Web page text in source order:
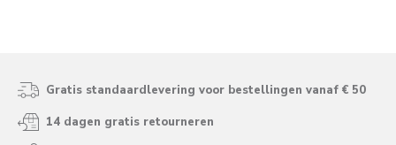
Gratis standaardlevering voor bestellingen vanaf € 50
14 dagen gratis retourneren